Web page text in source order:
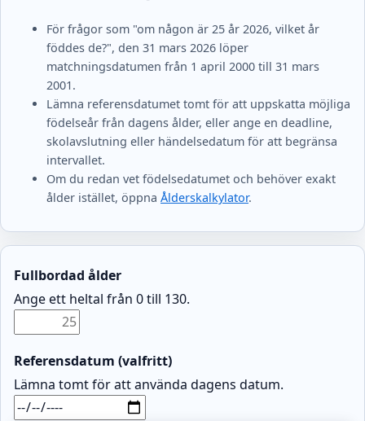
För frågor som "om någon är 25 år 2026, vilket år
föddes de?", den 31 mars 2026 löper
matchningsdatumen från 1 april 2000 till 31 mars
2001.
Lämna referensdatumet tomt för att uppskatta möjliga
födelseår från dagens ålder, eller ange en deadline,
skolavslutning eller händelsedatum för att begränsa
intervallet.
Om du redan vet födelsedatumet och behöver exakt
ålder istället, öppna Ålderskalkylator.
Fullbordad ålder
Ange ett heltal från 0 till 130.
Referensdatum (valfritt)
Lämna tomt för att använda dagens datum.